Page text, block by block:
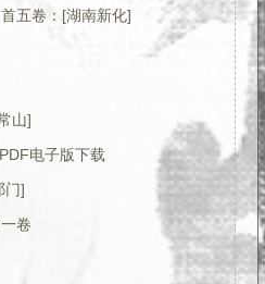
五卷：[湖南新化]
山]
电子版下载
门]
卷